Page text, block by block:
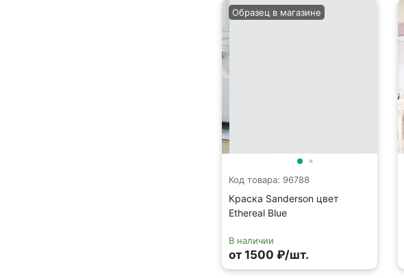
Код товара: 96788
Краска Sanderson цвет
Ethereal Blue
Образец в магазине
В наличии
от 1500 ₽/шт.